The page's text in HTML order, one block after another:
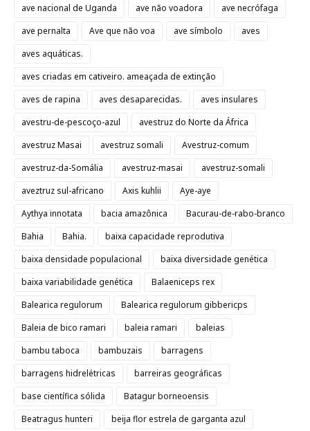
ave nacional de Uganda
ave não voadora
ave necrófaga
ave pernalta
Ave que não voa ave símbolo
aves
aves aquáticas.
aves criadas em cativeiro. ameaçada de extinção
aves de rapina
aves desaparecidas.
aves insulares
avestru-de-pescoço-azul
avestruz do Norte da África
avestruz Masai
avestruz somali
Avestruz-comum
avestruz-da-Somália
avestruz-masai
avestruz-somali
aveztruz sul-africano
Axis kuhlii
Aye-aye
Aythya innotata
bacia amazônica
Bacurau-de-rabo-branco
Bahia
Bahia.
baixa capacidade reprodutiva
baixa densidade populacional
baixa diversidade genética
baixa variabilidade genética
Balaeniceps rex
Balearica regulorum
Balearica regulorum gibbericps
Baleia de bico ramari
baleia ramari
baleias
bambu taboca
bambuzais
barragens
barragens hidrelétricas
barreiras geográficas
base científica sólida
Batagur borneoensis
Beatragus hunteri
beija flor estrela de garganta azul